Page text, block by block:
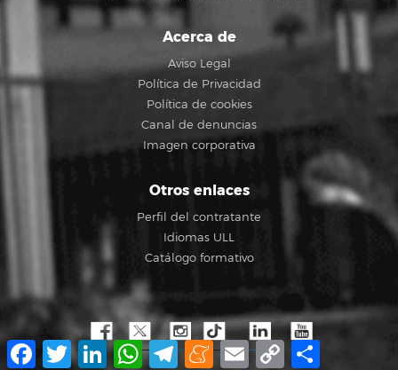
Acerca de
Aviso Legal
Política de Privacidad
Política de cookies
Canal de denuncias
Imagen corporativa
Otros enlaces
Perfil del contratante
Idiomas ULL
Catálogo formativo
Facebook
TwitterLinkedInWhatsApp
TelegramMeneame
Email Copy
Link